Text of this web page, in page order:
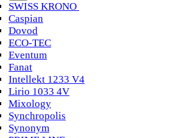
SWISS KRONO
Caspian
Dovod
ECO-TEC
Eventum
Fanat
Intellekt 1233 V4
Lirio 1033 4V
Mixology
Synchropolis
Synonym